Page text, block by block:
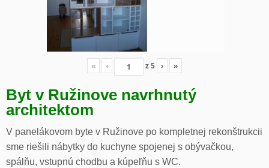
« ‹ z5 › »
Byt v Ružinove navrhnutý
architektom
V panelákovom byte v Ružinove po kompletnej rekonštrukcii
sme riešili nábytky do kuchyne spojenej s obývačkou,
spálňu, vstupnú chodbu a kúpeľňu s WC.